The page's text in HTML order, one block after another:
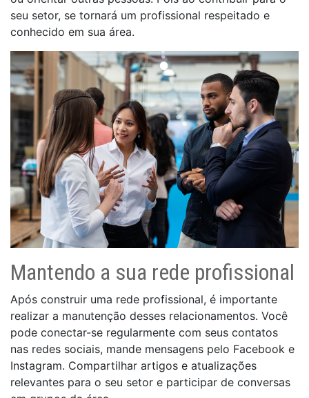
seu setor, se tornará um profissional respeitado e
conhecido em sua área.
Mantendo a sua rede profissional
Após construir uma rede profissional, é importante
realizar a manutenção desses relacionamentos. Você
pode conectar-se regularmente com seus contatos
nas redes sociais, mande mensagens pelo Facebook e
Instagram. Compartilhar artigos e atualizações
relevantes para o seu setor e participar de conversas